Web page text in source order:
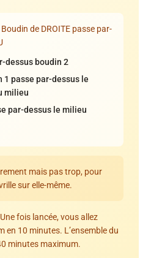
Boudin de DROITE passe par-
dessus boudin 2
passe par-dessus le
milieu
par-dessus le milieu
mais pas trop, pour
sur elle-même.
Une fois lancée, vous allez
en 10 minutes. L’ensemble du
minutes maximum.